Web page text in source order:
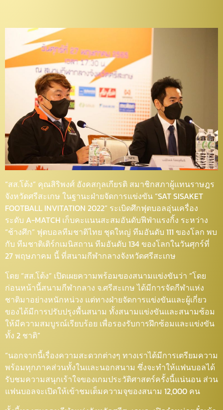
“สส.โต้ง” คุณสิริพงศ์ อังคสกุลเกียรติ สมาชิกสภาผู้แทนราษฎร
จังหวัดศรีสะเกษ ในฐานะฝ่ายจัดการแข่งขัน “SAT SISAKET
FOOTBALL INVITATION 2022” ระเบิดศึกฟุตบอลอุ่นเครื่อง
ระดับ A-MATCH เก็บคะแนนสะสมอันดับฟีฟ่าแรงกิ้ง ระหว่าง
“ช้างศึก” ฟุตบอลทีมชาติไทย ชุดใหญ่ ทีมอันดับ 111 ของโลก พบ
กับ ทีมชาติเติร์กเมนิสถาน ทีมอันดับ 134 ของโลกในวันศุกร์ที่
27 พฤษภาคม นี้ ที่สนามกีฬากลางจังหวัดศรีสะเกษ
โดย “สส.โต้ง” เปิดเผยความพร้อมของสนามแข่งขันว่า “โดย
ก่อนหน้านี้สนามกีฬากลาง จ.ศรีสะเกษ ได้มีการจัดกีฬาแห่ง
ชาติมาอย่างหนักหน่วง แต่ทางฝ่ายจัดการแข่งขันและผู้เกี่ยว
ของได้มีการปรับปรุงพื้นสนาม ทั้งสนามแข่งขันและสนามซ้อม
ให้มีความสมบูรณ์เรียบร้อย เพื่อรองรับการฝึกซ้อมและแข่งขัน
ทั้ง 2 ชาติ”
“นอกจากนี้เรื่องความสะดวกต่างๆ ทางเราได้มีการเตรียมความ
พร้อมทุกภาคส่วนทั้งในและนอกสนาม ซึ่งจะทำให้แฟนบอลได้
รับชมความสนุกเร้าใจของเกมประวัติศาสตร์ครั้งนี้แน่นอน ส่วน
แฟนบอลจะเปิดให้เข้าชมเต็มความจุของสนาม 12,000 คน